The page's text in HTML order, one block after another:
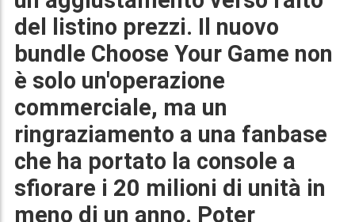
del listino prezzi. Il nuovo
bundle Choose Your Game non
è solo un'operazione
commerciale, ma un
ringraziamento a una fanbase
che ha portato la console a
sfiorare i 20 milioni di unità in
meno di un anno. Poter